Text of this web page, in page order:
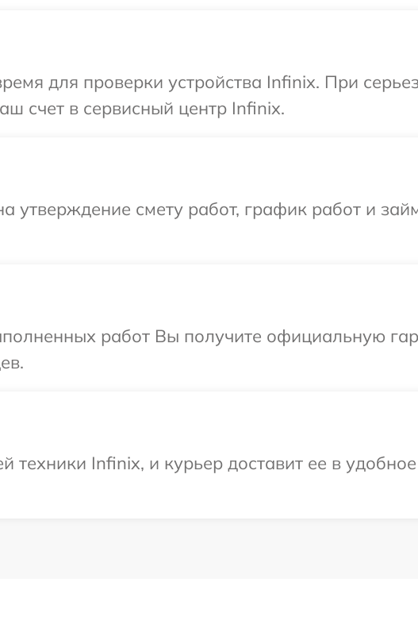
для проверки устройства Infinix. При
счет в сервисный центр Infinix.
утверждение смету работ, график работ и
работ Вы получите официальную
Infinix, и курьер доставит ее в